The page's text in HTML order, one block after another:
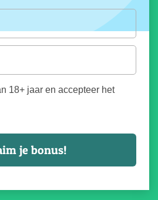
18+ jaar en accepteer het